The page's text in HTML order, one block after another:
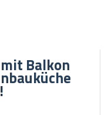
Balkon